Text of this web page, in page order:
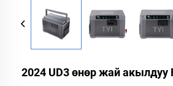
2024 UD3 өнөр жай акылдуу